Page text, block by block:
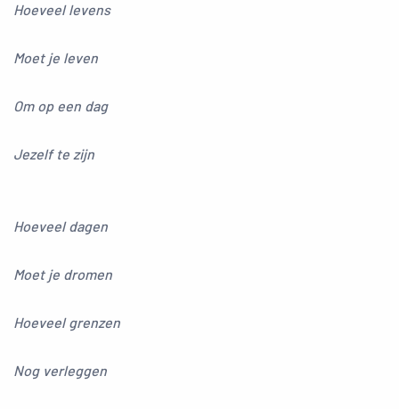
Hoeveel levens
Moet je leven
Om op een dag
Jezelf te zijn
Hoeveel dagen
Moet je dromen
Hoeveel grenzen
Nog verleggen